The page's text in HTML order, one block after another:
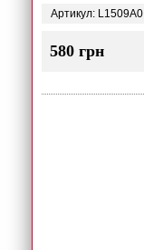
Артикул: L1509A0
580 грн